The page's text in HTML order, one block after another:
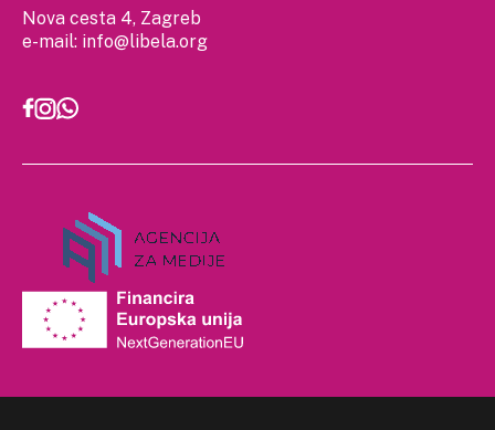
Nova cesta 4, Zagreb
e-mail: info@libela.org